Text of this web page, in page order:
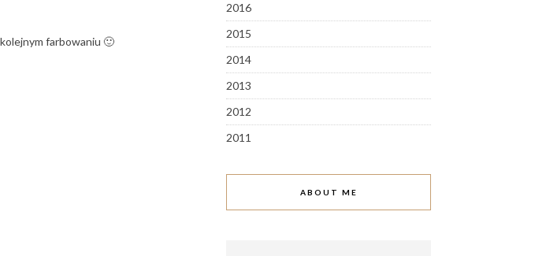
farbowaniu 🙂
2016
2015
2014
2013
2012
2011
ABOUT ME